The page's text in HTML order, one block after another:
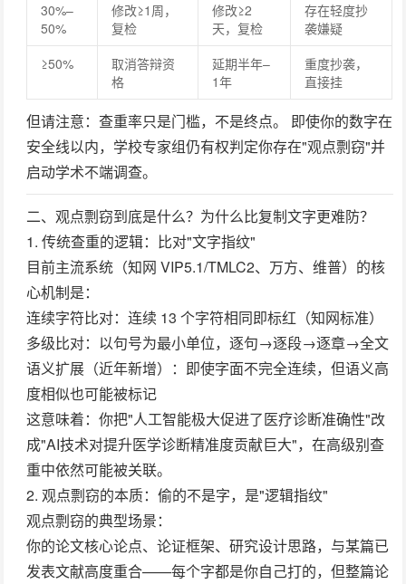
30%–
50%
修改≥1周，
复检
修改≥2
天，复检
存在轻度抄
袭嫌疑
≥50%
取消答辩资
格
延期半年–
1年
重度抄袭，
直接挂
但请注意：查重率只是门槛，不是终点。
即使你的数字在
安全线以内，学校专家组仍有权判定你存在"观点剽窃"并
启动学术不端调查。
二、观点剽窃到底是什么？为什么比复制文字更难防？
1. 传统查重的逻辑：比对"文字指纹"
目前主流系统（知网 VIP5.1/TMLC2、万方、维普）的核
心机制是：
连续字符比对：连续 13 个字符相同即标红（知网标准）
多级比对：以句号为最小单位，逐句→逐段→逐章→全文
语义扩展 （近年新增）：即使字面不完全连续，但语义高
度相似也可能被标记
这意味着：你把"人工智能极大促进了医疗诊断准确性"改
成"AI技术对提升医学诊断精准度贡献巨大"，在高级别查
重中依然可能被关联。
2. 观点剽窃的本质：偷的不是字，是"逻辑指纹"
观点剽窃的典型场景：
你的论文核心论点、论证框架、研究设计思路，与某篇已
发表文献高度重合——每个字都是你自己打的，但整篇论